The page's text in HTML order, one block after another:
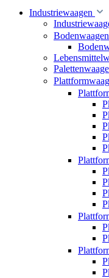
Industriewaagen
Bodenwaagen